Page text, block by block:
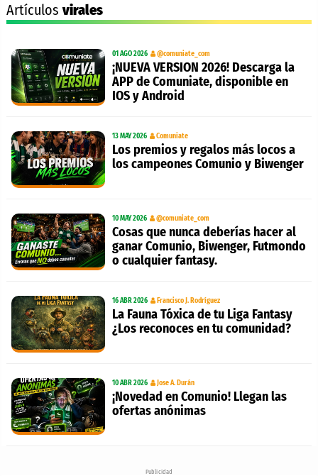
Artículosvirales
01 AGO 2026 @comuniate_com
¡NUEVA VERSION 2026! Descarga la
APP de Comuniate, disponible en
IOS y Android
13 MAY 2026 Comuniate
Los premios y regalos más locos a
los campeones Comunio y Biwenger
10 MAY 2026 @comuniate_com
Cosas que nunca deberías hacer al
ganar Comunio, Biwenger, Futmondo
o cualquier fantasy.
16 ABR 2026 Francisco J. Rodríguez
La Fauna Tóxica de tu Liga Fantasy
¿Los reconoces en tu comunidad?
10 ABR 2026 Jose A. Durán
¡Novedad en Comunio! Llegan las
ofertas anónimas
Publicidad